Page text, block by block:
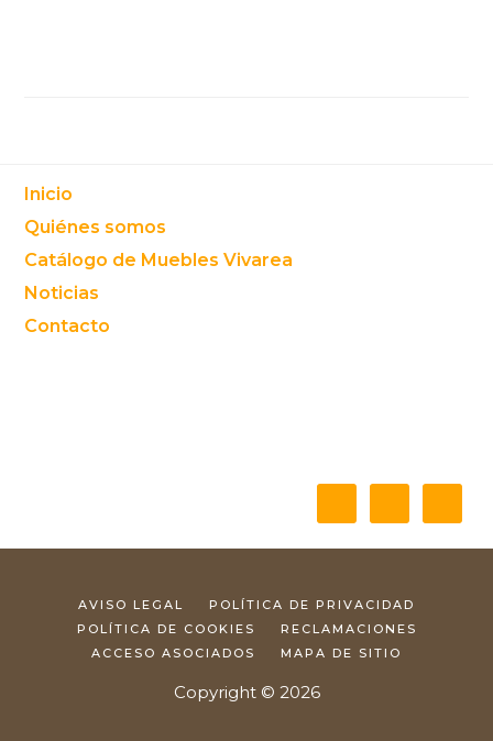
Footer
Inicio
Quiénes somos
Catálogo de Muebles Vivarea
Noticias
Contacto
AVISO LEGAL
POLÍTICA DE PRIVACIDAD
POLÍTICA DE COOKIES
RECLAMACIONES
ACCESO ASOCIADOS
MAPA DE SITIO
Copyright © 2026